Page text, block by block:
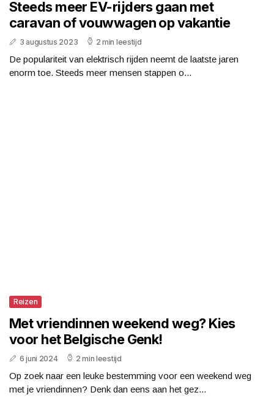
Steeds meer EV-rijders gaan met
caravan of vouwwagen op vakantie
3 augustus 2023 2 min leestijd
De populariteit van elektrisch rijden neemt de laatste jaren
enorm toe. Steeds meer mensen stappen o...
Reizen
Met vriendinnen weekend weg? Kies
voor het Belgische Genk!
6 juni 2024 2 min leestijd
Op zoek naar een leuke bestemming voor een weekend weg
met je vriendinnen? Denk dan eens aan het gez...